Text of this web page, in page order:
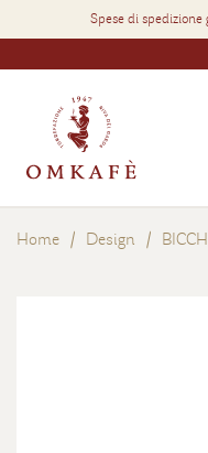
Spese di
Home Design